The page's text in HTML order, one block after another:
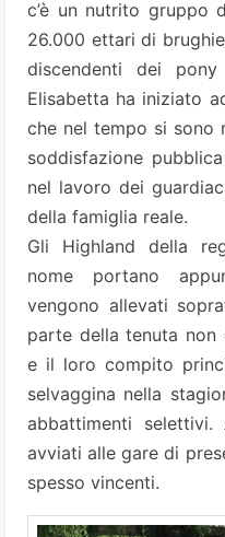
c’è un nutrito gruppo
26.000 ettari di
discendenti dei
Elisabetta ha iniziato
che nel tempo si sono
soddisfazione
nel lavoro dei
della famiglia reale.
Gli Highland della
nome portano
vengono allevati
parte della tenuta non
e il loro compito
selvaggina nella
abbattimenti
avviati alle gare di
spesso vincenti.